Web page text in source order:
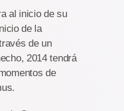
al inicio de su
de la
de un
2014 tendrá
de